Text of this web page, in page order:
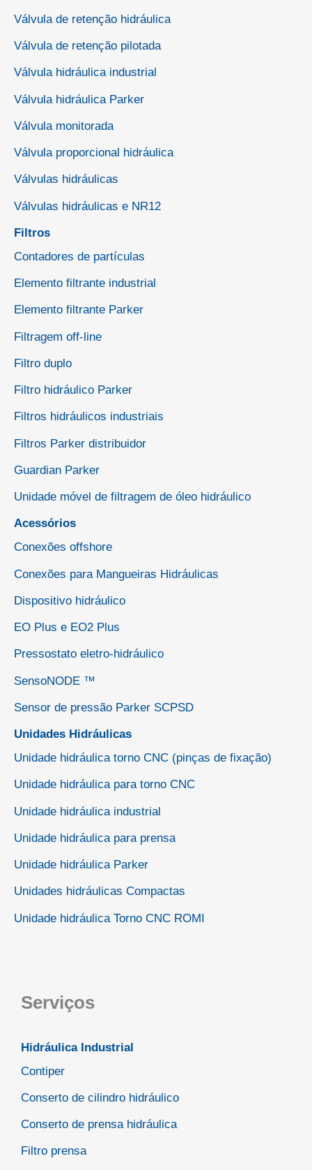
Válvula de retenção hidráulica
Válvula de retenção pilotada
Válvula hidráulica industrial
Válvula hidráulica Parker
Válvula monitorada
Válvula proporcional hidráulica
Válvulas hidráulicas
Válvulas hidráulicas e NR12
Filtros
Contadores de partículas
Elemento filtrante industrial
Elemento filtrante Parker
Filtragem off-line
Filtro duplo
Filtro hidráulico Parker
Filtros hidráulicos industriais
Filtros Parker distribuidor
Guardian Parker
Unidade móvel de filtragem de óleo hidráulico
Acessórios
Conexões offshore
Conexões para Mangueiras Hidráulicas
Dispositivo hidráulico
EO Plus e EO2 Plus
Pressostato eletro-hidráulico
SensoNODE ™
Sensor de pressão Parker SCPSD
Unidades Hidráulicas
Unidade hidráulica torno CNC (pinças de fixação)
Unidade hidráulica para torno CNC
Unidade hidráulica industrial
Unidade hidráulica para prensa
Unidade hidráulica Parker
Unidades hidráulicas Compactas
Unidade hidráulica Torno CNC ROMI
Serviços
Hidráulica Industrial
Contiper
Conserto de cilindro hidráulico
Conserto de prensa hidráulica
Filtro prensa